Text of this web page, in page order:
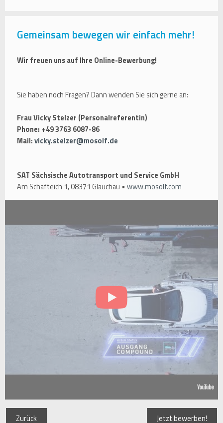
Gemeinsam bewegen wir einfach mehr!
Wir freuen uns auf Ihre Online-Bewerbung!
Sie haben noch Fragen? Dann wenden Sie sich gerne an:
Frau Vicky Stelzer (Personalreferentin)
Phone: +49 3763 6087-86
Mail:vicky.stelzer@mosolf.de
SAT Sächsische Autotransport und Service GmbH
Am Schafteich 1, 08371 Glauchau • www.mosolf.com
Zurück Jetzt bewerben!